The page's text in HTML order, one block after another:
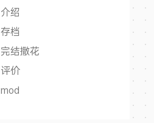
介绍
存档
完结撒花
评价
mod